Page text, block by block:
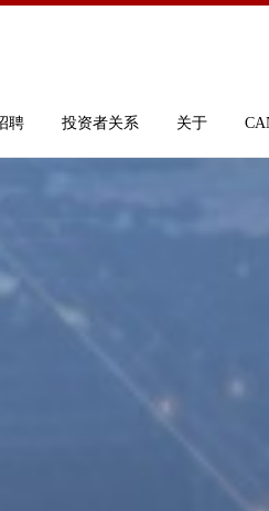
聘 投资者关系 关于